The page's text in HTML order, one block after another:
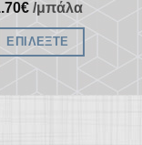
προϊόντος
€ /μπάλα
ΕΠΙΛΈΞΤΕ